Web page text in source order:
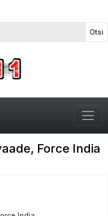
Otsi
Force India